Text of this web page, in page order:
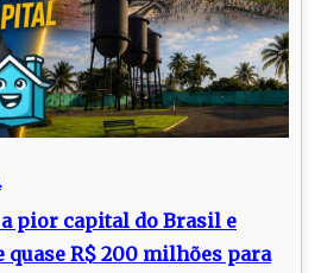
pior capital do Brasil e
quase R$ 200 milhões para